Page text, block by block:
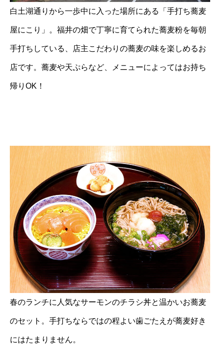
白土湖通りから一歩中に入った場所にある「手打ち蕎麦
屋にこり」。福井の畑で丁寧に育てられた蕎麦粉を毎朝
手打ちしている、店主こだわりの蕎麦の味を楽しめるお
店です。蕎麦や天ぷらなど、メニューによってはお持ち
帰りOK！
春のランチに人気なサーモンのチラシ丼と温かいお蕎麦
のセット。手打ちならではの程よい歯ごたえが蕎麦好き
にはたまりません。